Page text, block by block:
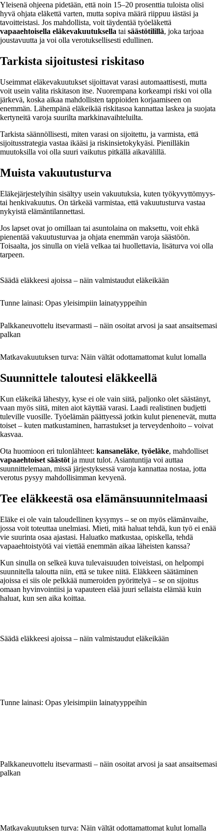
Yleisenä ohjeena pidetään, että noin 15–20 prosenttia tuloista olisi
hyvä ohjata eläkettä varten, mutta sopiva määrä riippuu iästäsi ja
tavoitteistasi. Jos mahdollista, voit täydentää työeläkettä
vapaaehtoisella eläkevakuutuksella tai säästötilillä, joka tarjoaa
joustavuutta ja voi olla verotuksellisesti edullinen.
Tarkista sijoitustesi riskitaso
Useimmat eläkevakuutukset sijoittavat varasi automaattisesti, mutta
voit usein valita riskitason itse. Nuorempana korkeampi riski voi olla
järkevä, koska aikaa mahdollisten tappioiden korjaamiseen on
enemmän. Lähempänä eläkeikää riskitasoa kannattaa laskea ja suojata
kertyneitä varoja suurilta markkinavaihteluilta.
Tarkista säännöllisesti, miten varasi on sijoitettu, ja varmista, että
sijoitusstrategia vastaa ikääsi ja riskinsietokykyäsi. Pienilläkin
muutoksilla voi olla suuri vaikutus pitkällä aikavälillä.
Muista vakuutusturva
Eläkejärjestelyihin sisältyy usein vakuutuksia, kuten työkyvyttömyys-
tai henkivakuutus. On tärkeää varmistaa, että vakuutusturva vastaa
nykyistä elämäntilannettasi.
Jos lapset ovat jo omillaan tai asuntolaina on maksettu, voit ehkä
pienentää vakuutusturvaa ja ohjata enemmän varoja säästöön.
Toisaalta, jos sinulla on vielä velkaa tai huollettavia, lisäturva voi olla
tarpeen.
Säädä eläkkeesi ajoissa – näin valmistaudut eläkeikään
Tunne lainasi: Opas yleisimpiin lainatyyppeihin
Palkkaneuvottelu itsevarmasti – näin osoitat arvosi ja saat ansaitsemasi
palkan
Matkavakuutuksen turva: Näin vältät odottamattomat kulut lomalla
Suunnittele taloutesi eläkkeellä
Kun eläkeikä lähestyy, kyse ei ole vain siitä, paljonko olet säästänyt,
vaan myös siitä, miten aiot käyttää varasi. Laadi realistinen budjetti
tuleville vuosille. Työelämän päättyessä jotkin kulut pienenevät, mutta
toiset – kuten matkustaminen, harrastukset ja terveydenhoito – voivat
kasvaa.
Ota huomioon eri tulonlähteet: kansaneläke, työeläke, mahdolliset
vapaaehtoiset säästöt ja muut tulot. Asiantuntija voi auttaa
suunnittelemaan, missä järjestyksessä varoja kannattaa nostaa, jotta
verotus pysyy mahdollisimman kevyenä.
Tee eläkkeestä osa elämänsuunnitelmaasi
Eläke ei ole vain taloudellinen kysymys – se on myös elämänvaihe,
jossa voit toteuttaa unelmiasi. Mieti, mitä haluat tehdä, kun työ ei enää
vie suurinta osaa ajastasi. Haluatko matkustaa, opiskella, tehdä
vapaaehtoistyötä vai viettää enemmän aikaa läheisten kanssa?
Kun sinulla on selkeä kuva tulevaisuuden toiveistasi, on helpompi
suunnitella taloutta niin, että se tukee niitä. Eläkkeen säätäminen
ajoissa ei siis ole pelkkää numeroiden pyörittelyä – se on sijoitus
omaan hyvinvointiisi ja vapauteen elää juuri sellaista elämää kuin
haluat, kun sen aika koittaa.
Säädä eläkkeesi ajoissa – näin valmistaudut eläkeikään
Tunne lainasi: Opas yleisimpiin lainatyyppeihin
Palkkaneuvottelu itsevarmasti – näin osoitat arvosi ja saat ansaitsemasi
palkan
Matkavakuutuksen turva: Näin vältät odottamattomat kulut lomalla